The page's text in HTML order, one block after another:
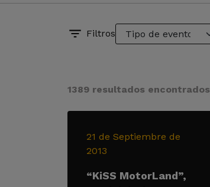
Filtros
1389 resultados encontrados
21 de Septiembre de
2013
“KiSS MotorLand”,